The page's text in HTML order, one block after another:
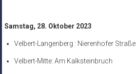
Samstag, 28. Oktober 2023
Velbert-Langenberg : Nierenhofer Straße
Velbert-Mitte: Am Kalksteinbruch